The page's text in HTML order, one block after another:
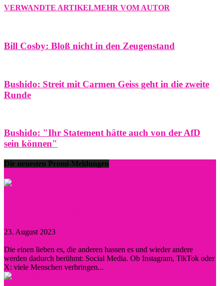
VERWANDTE ARTIKELMEHR VOM AUTOR
Bill Cosby: Bloß nicht in den Zeugenstand
Bushido: Streit mit Carmen Geiss geht in die zweite
Runde
Bushido: "Ihr Statement hätte auch von der AfD
sein können"
Die neuesten Promi-Meldungen
23. August 2023
Die einen lieben es, die anderen hassen es und wieder andere
werden dadurch berühmt: Social Media. Ob Instagram, TikTok oder
X: viele Menschen verbringen...